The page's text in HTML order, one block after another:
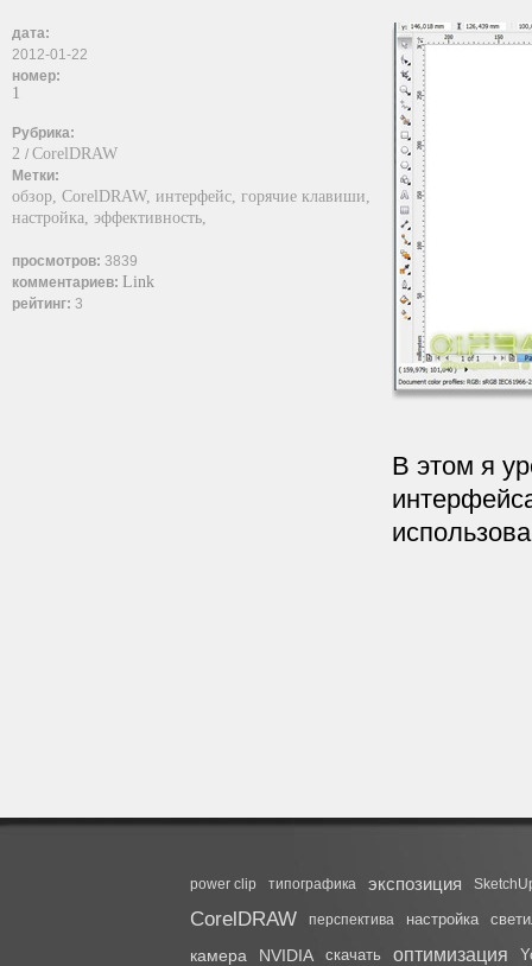
дата:
2012-01-22
номер:
1
Рубрика:
2 / CorelDRAW
Метки:
обзор, CorelDRAW, интерфейс, горячие клавиши,
настройка, эффективность,
просмотров: 3839
комментариев: Link
рейтинг: 3
В этом я
power clip типографика экспозиция
CorelDRAW перспектива настройка
камера NVIDIA скачать оптимизация